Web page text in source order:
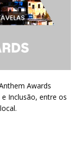
Awards
Inclusão, entre os